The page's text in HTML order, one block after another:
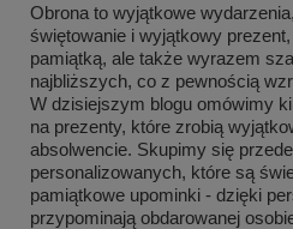
Obrona to wyjątkowe
świętowanie i wyjątkowy
pamiątką, ale także wyrazem
najbliższych, co z pewnością
W dzisiejszym blogu omówimy
na prezenty, które zrobią
absolwencie. Skupimy się
personalizowanych, które są
pamiątkowe upominki - dzięki
przypominają obdarowanej